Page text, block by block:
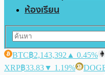
ห้องเรียน
BTC฿2,143,392 ▲ 0.45%
XRP฿33.83▼ 1.19%